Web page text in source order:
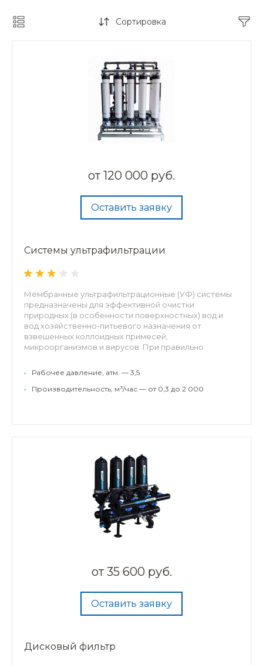
Сортировка
от 120 000 руб.
Оставить заявку
Системы ультрафильтрации
Мембранные ультрафильтрационные (УФ) системы
предназначены для эффективной очистки
природных (в особенности поверхностных) вод и
вод хозяйственно-питьевого назначения от
взвешенных коллоидных примесей,
микроорганизмов и вирусов. При правильно
•
Рабочее давление, атм. — 3,5
•
Производительность, м³/час — от 0,3 до 2 000
от 35 600 руб.
Оставить заявку
Дисковый фильтр